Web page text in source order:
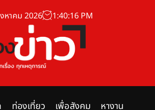
หาคม 2026 1:40:17 PM
ท่องเที่ยว เพื่อสังคม หางาน